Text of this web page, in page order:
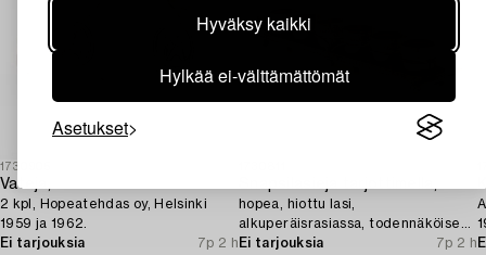
Hyväksy kaikki
Hylkää ei-välttämättömät
Asetukset
1730905
Vateja,
2 kpl, Hopeatehdas oy, Helsinki
1959 ja 1962.
Ei tarjouksia
7p 2 h
hopea, hiottu lasi,
alkuperäisrasiassa, todennäköisesti
Norja 1910-luku.
Ei tarjouksia
7p 2 h